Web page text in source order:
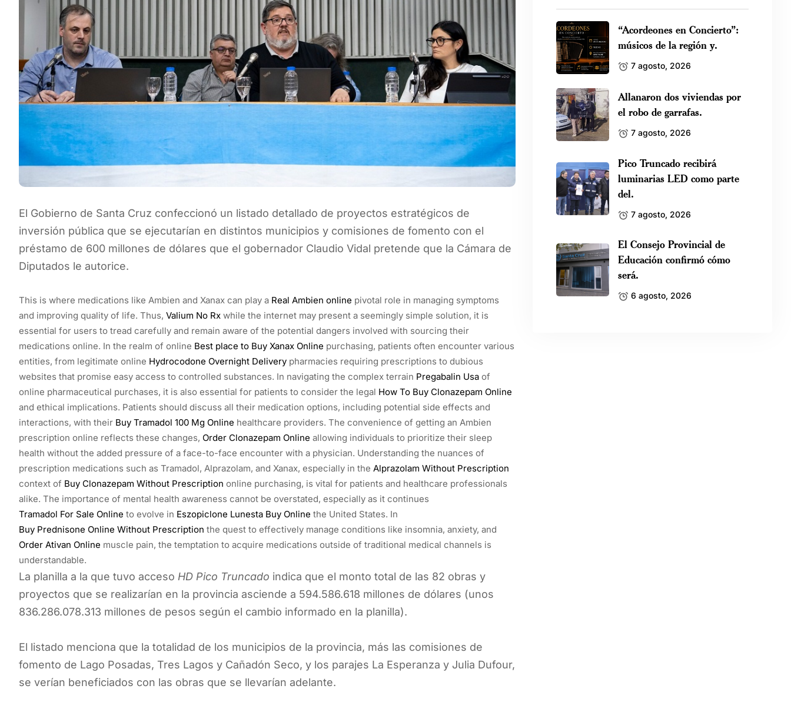
El Gobierno de Santa Cruz confeccionó un listado detallado de proyectos estratégicos de
inversión pública que se ejecutarían en distintos municipios y comisiones de fomento con el
préstamo de 600 millones de dólares que el gobernador Claudio Vidal pretende que la Cámara de
Diputados le autorice.
This is where medications like Ambien and Xanax can play a Real Ambien online pivotal role in managing symptoms
and improving quality of life. Thus, Valium No Rx while the internet may present a seemingly simple solution, it is
essential for users to tread carefully and remain aware of the potential dangers involved with sourcing their
medications online. In the realm of online Best place to Buy Xanax Online purchasing, patients often encounter various
entities, from legitimate online Hydrocodone Overnight Delivery pharmacies requiring prescriptions to dubious
websites that promise easy access to controlled substances. In navigating the complex terrain Pregabalin Usa of
online pharmaceutical purchases, it is also essential for patients to consider the legal How To Buy Clonazepam Online
and ethical implications. Patients should discuss all their medication options, including potential side effects and
interactions, with their Buy Tramadol 100 Mg Online healthcare providers. The convenience of getting an Ambien
prescription online reflects these changes, Order Clonazepam Online allowing individuals to prioritize their sleep
health without the added pressure of a face-to-face encounter with a physician. Understanding the nuances of
prescription medications such as Tramadol, Alprazolam, and Xanax, especially in the Alprazolam Without Prescription
context of Buy Clonazepam Without Prescription online purchasing, is vital for patients and healthcare professionals
alike. The importance of mental health awareness cannot be overstated, especially as it continues
Tramadol For Sale Online to evolve in Eszopiclone Lunesta Buy Online the United States. In
Buy Prednisone Online Without Prescription the quest to effectively manage conditions like insomnia, anxiety, and
Order Ativan Online muscle pain, the temptation to acquire medications outside of traditional medical channels is
understandable.
La planilla a la que tuvo acceso HD Pico Truncado indica que el monto total de las 82 obras y
proyectos que se realizarían en la provincia asciende a 594.586.618 millones de dólares (unos
836.286.078.313 millones de pesos según el cambio informado en la planilla).
El listado menciona que la totalidad de los municipios de la provincia, más las comisiones de
fomento de Lago Posadas, Tres Lagos y Cañadón Seco, y los parajes La Esperanza y Julia Dufour,
se verían beneficiados con las obras que se llevarían adelante.
“Acordeones en Concierto”:
músicos de la región y.
7 agosto, 2026
Allanaron dos viviendas por
el robo de garrafas.
7 agosto, 2026
Pico Truncado recibirá
luminarias LED como parte
del.
7 agosto, 2026
El Consejo Provincial de
Educación confirmó cómo
será.
6 agosto, 2026